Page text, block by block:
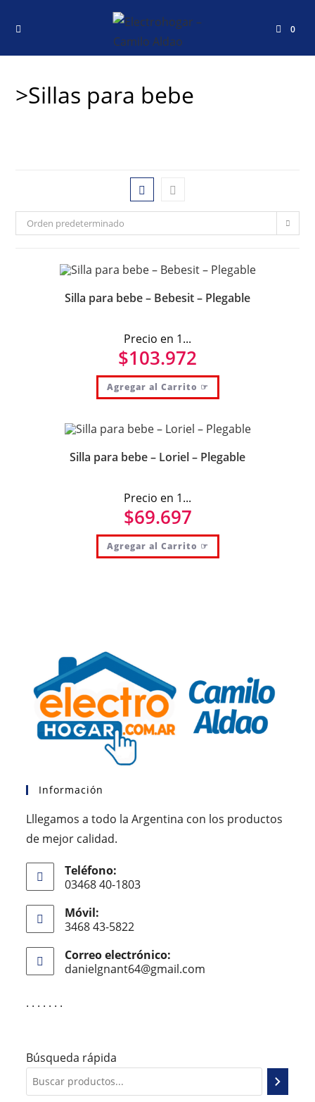
0
>Sillas para bebe
Orden predeterminado
Silla para bebe – Bebesit – Plegable
Precio en 1...
$103.972
Agregar al Carrito ☞
Silla para bebe – Loriel – Plegable
Precio en 1...
$69.697
Agregar al Carrito ☞
Información
Lllegamos a todo la Argentina con los productos
de mejor calidad.
Teléfono:
03468 40-1803
Móvil:
3468 43-5822
Correo electrónico:
danielgnant64@gmail.com
. . . . . . .
Búsqueda rápida